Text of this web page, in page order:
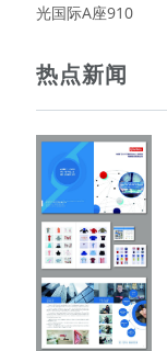
光国际A座910
热点新闻